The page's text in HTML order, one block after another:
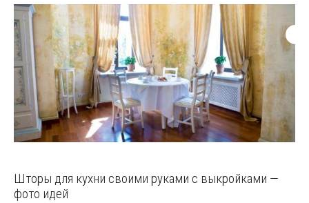
Шторы для кухни своими руками с выкройками —
фото идей